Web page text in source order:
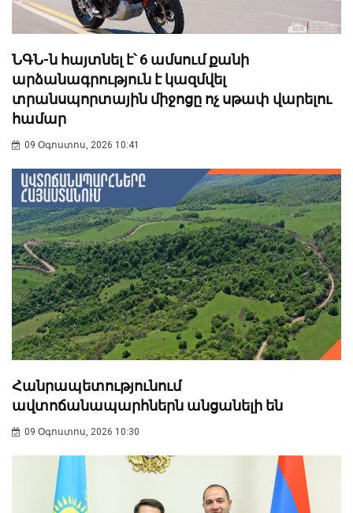
ՆԳՆ-ն հայտնել է՝ 6 ամսում քանի
արձանագրություն է կազմվել
տրանսպորտային միջոցը ոչ սթափ վարելու
համար
09 Օգոստոս, 2026 10:41
Հանրապետությունում
ավտոճանապարհներն անցանելի են
09 Օգոստոս, 2026 10:30